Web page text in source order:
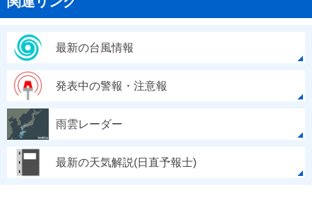
最新の台風情報
発表中の警報・注意報
雨雲レーダー
最新の天気解説(日直予報士)